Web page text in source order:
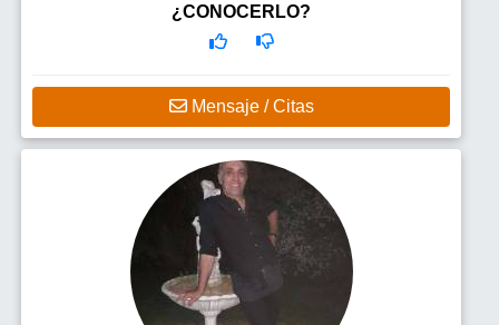
¿CONOCERLO?
Mensaje / Citas